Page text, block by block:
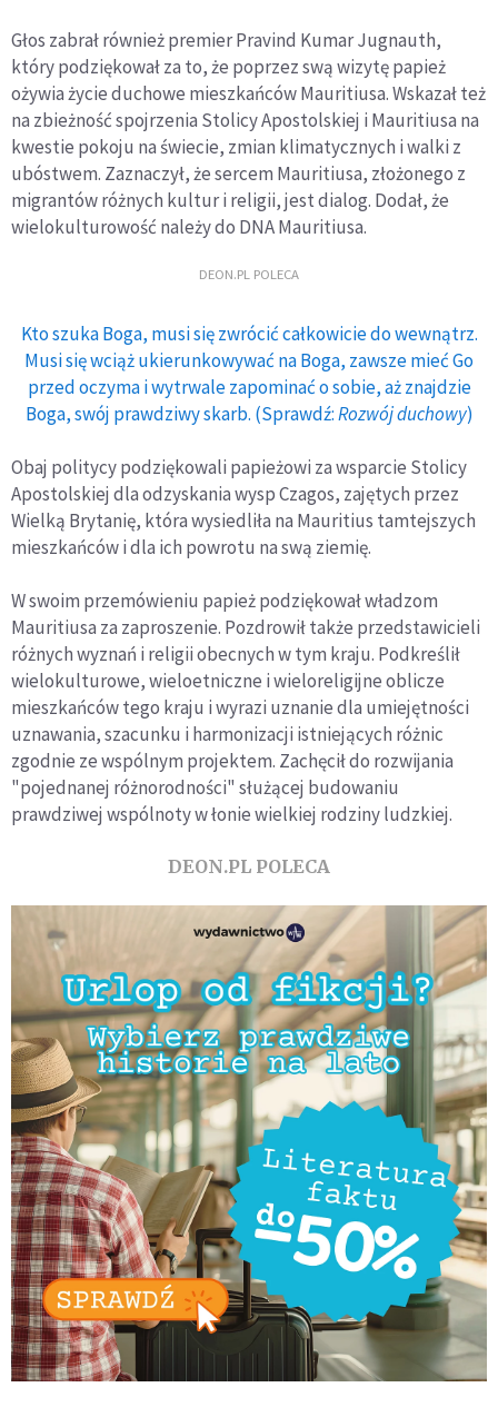
Głos zabrał również premier Pravind Kumar Jugnauth,
który podziękował za to, że poprzez swą wizytę papież
ożywia życie duchowe mieszkańców Mauritiusa. Wskazał też
na zbieżność spojrzenia Stolicy Apostolskiej i Mauritiusa na
kwestie pokoju na świecie, zmian klimatycznych i walki z
ubóstwem. Zaznaczył, że sercem Mauritiusa, złożonego z
migrantów różnych kultur i religii, jest dialog. Dodał, że
wielokulturowość należy do DNA Mauritiusa.
DEON.PL POLECA
Kto szuka Boga, musi się zwrócić całkowicie do wewnątrz.
Musi się wciąż ukierunkowywać na Boga, zawsze mieć Go
przed oczyma i wytrwale zapominać o sobie, aż znajdzie
Boga, swój prawdziwy skarb. (Sprawdź:Rozwój duchowy)
Obaj politycy podziękowali papieżowi za wsparcie Stolicy
Apostolskiej dla odzyskania wysp Czagos, zajętych przez
Wielką Brytanię, która wysiedliła na Mauritius tamtejszych
mieszkańców i dla ich powrotu na swą ziemię.
W swoim przemówieniu papież podziękował władzom
Mauritiusa za zaproszenie. Pozdrowił także przedstawicieli
różnych wyznań i religii obecnych w tym kraju. Podkreślił
wielokulturowe, wieloetniczne i wieloreligijne oblicze
mieszkańców tego kraju i wyrazi uznanie dla umiejętności
uznawania, szacunku i harmonizacji istniejących różnic
zgodnie ze wspólnym projektem. Zachęcił do rozwijania
"pojednanej różnorodności" służącej budowaniu
prawdziwej wspólnoty w łonie wielkiej rodziny ludzkiej.
DEON.PL POLECA